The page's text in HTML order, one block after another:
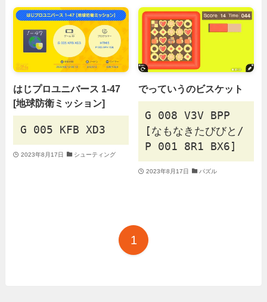
はじプロユニバース 1-47
[地球防衛ミッション]
G 005 KFB XD3
2023年8月17日 シューティング
でっていうのビスケット
G 008 V3V BPP
[なもなきたびびと/
P 001 8R1 BX6]
2023年8月17日 パズル
1